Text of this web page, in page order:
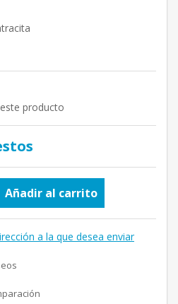
producto
Añadir al carrito
a la que desea enviar